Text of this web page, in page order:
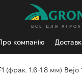
ВСЕ ДЛЯ
компанію
(фрак. 1.6-1.8 мм)